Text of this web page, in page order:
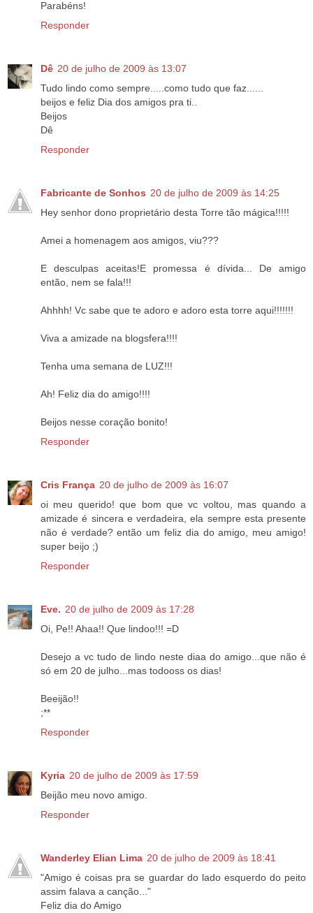
Parabéns!
Responder
Dê 20 de julho de 2009 às 13:07
Tudo lindo como sempre.....como tudo que faz......
beijos e feliz Dia dos amigos pra ti..
Beijos
Dê
Responder
Fabricante de Sonhos 20 de julho de 2009 às 14:25
Hey senhor dono proprietário desta Torre tão mágica!!!!!
Amei a homenagem aos amigos, viu???
E desculpas aceitas!E promessa é dívida... De amigo
então, nem se fala!!!
Ahhhh! Vc sabe que te adoro e adoro esta torre aqui!!!!!!!
Viva a amizade na blogsfera!!!!
Tenha uma semana de LUZ!!!
Ah! Feliz dia do amigo!!!!
Beijos nesse coração bonito!
Responder
Cris França 20 de julho de 2009 às 16:07
oi meu querido! que bom que vc voltou, mas quando a
amizade é sincera e verdadeira, ela sempre esta presente
não é verdade? então um feliz dia do amigo, meu amigo!
super beijo ;)
Responder
Eve. 20 de julho de 2009 às 17:28
Oi, Pe!! Ahaa!! Que lindoo!!! =D
Desejo a vc tudo de lindo neste diaa do amigo...que não é
só em 20 de julho...mas todooss os dias!
Beeijão!!
;**
Responder
Kyria 20 de julho de 2009 às 17:59
Beijão meu novo amigo.
Responder
Wanderley Elian Lima 20 de julho de 2009 às 18:41
"Amigo é coisas pra se guardar do lado esquerdo do peito
assim falava a canção..."
Feliz dia do Amigo